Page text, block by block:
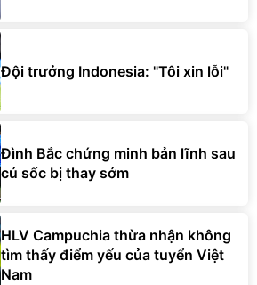
Đội trưởng Indonesia: "Tôi xin lỗi"
Đình Bắc chứng minh bản lĩnh sau
cú sốc bị thay sớm
HLV Campuchia thừa nhận không
tìm thấy điểm yếu của tuyển Việt
Nam